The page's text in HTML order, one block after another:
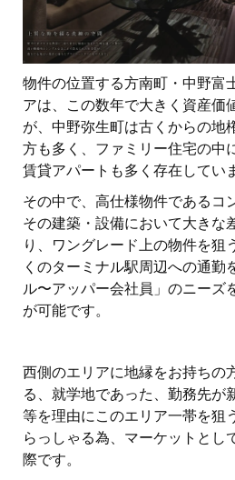
物件の位置する方南町・中野富
アは、この数年で大きく資産価
が、中野弥生町は古くからの地
方も多く、ファミリー住宅の中
賃貸アパートも多く存在してい
その中で、高仕様物件であるコ
その建築・設備において大きな
り、ワングレード上の物件を狙
くのターミナル駅周辺への通勤
ル〜アッパー会社員」のニーズ
が可能です。
西側のエリアに地縁をお持ちの
る、就学地であった、勤務先が
等を理由にこのエリア一帯を狙
らっしゃる為、マーケットとし
際です。